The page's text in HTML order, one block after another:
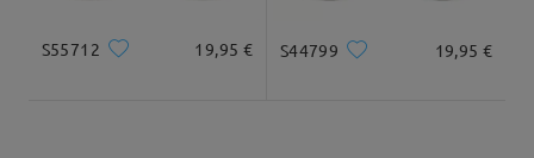
S55712 19,95 € S44799 19,95 €